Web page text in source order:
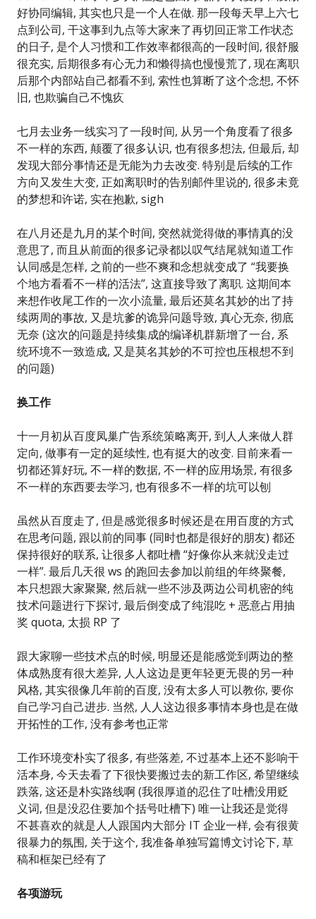
好协同编辑, 其实也只是一个人在做. 那一段每天早上六七
点到公司, 干这事到九点等大家来了再切回正常工作状态
的日子, 是个人习惯和工作效率都很高的一段时间, 很舒服
很充实, 后期很多有心无力和懒得搞也慢慢荒了, 现在离职
后那个内部站自己都看不到, 索性也算断了这个念想, 不怀
旧, 也欺骗自己不愧疚
七月去业务一线实习了一段时间, 从另一个角度看了很多
不一样的东西, 颠覆了很多认识, 也有很多想法, 但最后, 却
发现大部分事情还是无能为力去改变. 特别是后续的工作
方向又发生大变, 正如离职时的告别邮件里说的, 很多未竟
的梦想和许诺, 实在抱歉, sigh
在八月还是九月的某个时间, 突然就觉得做的事情真的没
意思了, 而且从前面的很多记录都以叹气结尾就知道工作
认同感是怎样, 之前的一些不爽和念想就变成了 “我要换
个地方看看不一样的活法”, 这直接导致了离职. 这期间本
来想作收尾工作的一次小流量, 最后还莫名其妙的出了持
续两周的事故, 又是坑爹的诡异问题导致, 真心无奈, 彻底
无奈 (这次的问题是持续集成的编译机群新增了一台, 系
统环境不一致造成, 又是莫名其妙的不可控也压根想不到
的问题)
换工作
十一月初从百度凤巢广告系统策略离开, 到人人来做人群
定向, 做事有一定的延续性, 也有挺大的改变. 目前来看一
切都还算好玩, 不一样的数据, 不一样的应用场景, 有很多
不一样的东西要去学习, 也有很多不一样的坑可以刨
虽然从百度走了, 但是感觉很多时候还是在用百度的方式
在思考问题, 跟以前的同事 (同时也都是很好的朋友) 都还
保持很好的联系, 让很多人都吐槽 “好像你从来就没走过
一样”. 最后几天很 ws 的跑回去参加以前组的年终聚餐,
本只想跟大家聚聚, 然后就一些不涉及两边公司机密的纯
技术问题进行下探讨, 最后倒变成了纯混吃 + 恶意占用抽
奖 quota, 太损 RP 了
跟大家聊一些技术点的时候, 明显还是能感觉到两边的整
体成熟度有很大差异, 人人这边是更年轻更无畏的另一种
风格, 其实很像几年前的百度, 没有太多人可以教你, 要你
自己学习自己进步. 当然, 人人这边很多事情本身也是在做
开拓性的工作, 没有参考也正常
工作环境变朴实了很多, 有些落差, 不过基本上还不影响干
活本身, 今天去看了下很快要搬过去的新工作区, 希望继续
跌落, 这还是朴实路线啊 (我很厚道的忍住了吐槽没用贬
义词, 但是没忍住要加个括号吐槽下) 唯一让我还是觉得
不甚喜欢的就是人人跟国内大部分 IT 企业一样, 会有很黄
很暴力的氛围, 关于这个, 我准备单独写篇博文讨论下, 草
稿和框架已经有了
各项游玩